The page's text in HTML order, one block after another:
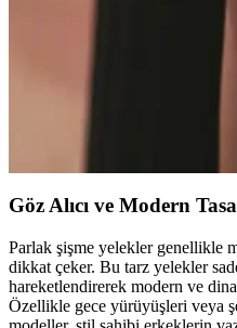
Stella McCartney
Boyut Ayrımları
boyutlarıyla farklı kullanım
Göz Alıcı ve Modern
Parlak şişme yelekler genellikle
dikkat çeker. Bu tarz yelekler
hareketlendirerek modern ve
Özellikle gece yürüyüşleri veya